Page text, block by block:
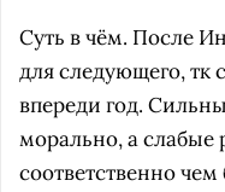
Суть в чём. После
для следующего, тк
впереди год.
морально, а слабые
соответственно